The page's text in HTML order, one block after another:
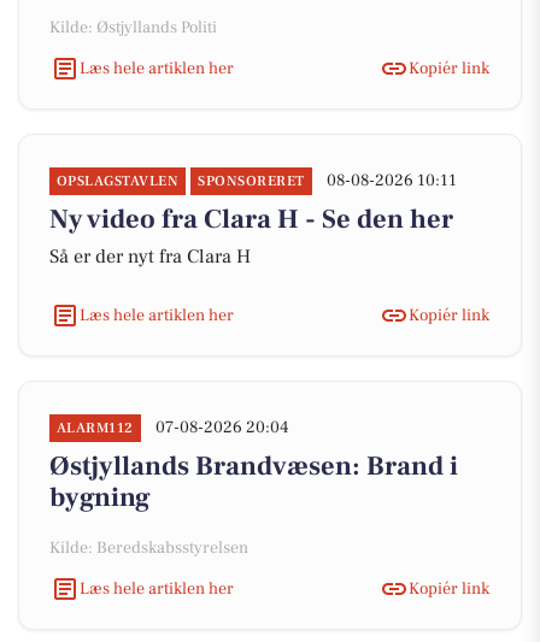
Kilde: Østjyllands Politi
Læs hele artiklen her
Kopiér link
OPSLAGSTAVLEN SPONSORERET 08-08-2026 10:11
Ny video fra Clara H - Se den her
Så er der nyt fra Clara H
Læs hele artiklen her Kopiér link
ALARM112 07-08-2026 20:04
Østjyllands Brandvæsen: Brand i
bygning
Kilde: Beredskabsstyrelsen
Læs hele artiklen her
Kopiér link